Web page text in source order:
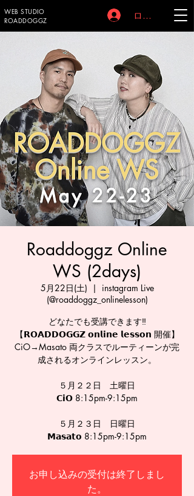
WEB STUDIO
ROADDOGGZ
ログイン
Roaddoggz Online
WS (2days)
5月22日(土)
  |
instagram Live
(@roaddoggz_onlinelesson)
どなたでも受講できます‼️
【𝗥𝗢𝗔𝗗𝗗𝗢𝗚𝗚𝗭 𝗼𝗻𝗹𝗶𝗻𝗲 𝗹𝗲𝘀𝘀𝗼𝗻 開催】
CiO→Masato 両クラスでルーティーンが完
成されるオンラインレッスン。
５月２２日 土曜日
𝗖𝗶𝗢 8:15pm-9:15pm
５月２３日 日曜日
𝗠𝗮𝘀𝗮𝘁𝗼 8:15pm-9:15pm
お申し込みの受付は終了しまし
た。